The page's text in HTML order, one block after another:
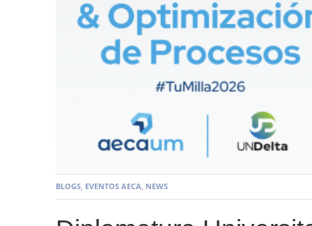
BLOGS, EVENTOS AECA, NEWS